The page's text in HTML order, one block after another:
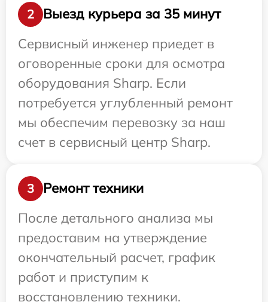
2
Выезд курьера за 35 минут
Сервисный инженер приедет в
оговоренные сроки для осмотра
оборудования Sharp. Если
потребуется углубленный ремонт
мы обеспечим перевозку за наш
счет в сервисный центр Sharp.
3
Ремонт техники
После детального анализа мы
предоставим на утверждение
окончательный расчет, график
работ и приступим к
восстановлению техники.